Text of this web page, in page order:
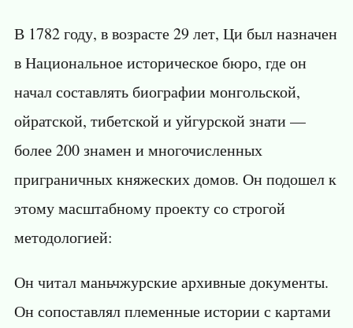
В 1782 году, в возрасте 29 лет, Ци был назначен
в Национальное историческое бюро, где он
начал составлять биографии монгольской,
ойратской, тибетской и уйгурской знати —
более 200 знамен и многочисленных
приграничных княжеских домов. Он подошел к
этому масштабному проекту со строгой
методологией:
Он читал маньчжурские архивные документы.
Он сопоставлял племенные истории с картами